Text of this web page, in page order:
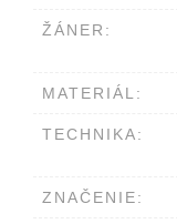
ŽÁNER:
MATERIÁL:
TECHNIKA:
ZNAČENIE: